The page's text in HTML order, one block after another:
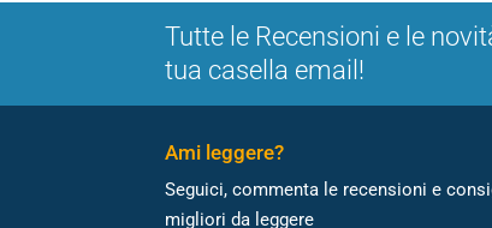
Tutte le Recensioni e le
tua casella email!
Ami leggere?
Seguici, commenta le recensioni e
migliori da leggere